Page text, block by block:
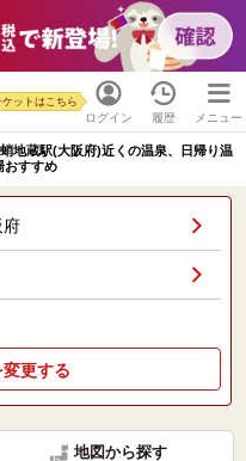
ログイン
ケットはこちら
履歴 メニュー
地蔵駅(大阪府)近くの温泉、日帰り温
おすすめ
府
更する
地図から探す